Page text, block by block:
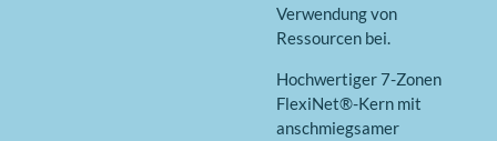
Verwendung von
Ressourcen bei.
Hochwertiger 7-Zonen
FlexiNet®-Kern mit
anschmiegsamer